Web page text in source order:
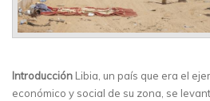
Introducción Libia, un país que era el
económico y social de su zona, se